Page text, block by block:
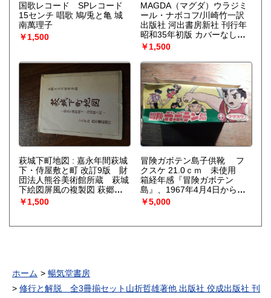
国歌レコード SPレコード
15センチ 唱歌 鳩/兎と亀 城
南萬理子
￥1,500
MAGDA（マグダ）ウラジミ
ール・ナボコフ/川崎竹一訳
出版社 河出書房新社 刊行年
昭和35年初版 カバーなしで
す。
￥1,500
萩城下町地図 : 嘉永年間萩城
下・侍屋敷と町 改訂9版 財
団法人熊谷美術館所蔵 萩城
下絵図屏風の複製図 萩郷土
研究会編 出版社 しらがね白
石書店 刊行年 昭和54年 地図
たみ22cm)
￥1,500
冒険ガボテン島子供靴 フ
クスケ 21.0ｃｍ 未使用
箱経年感『冒険ガボテン
島』、1967年4月4日から同
年12月26日TBS系列局で放送
されていたテレビアニメ。全
文雄 監督 河島治之 構成
作者 久松文雄 掲載誌 週刊
￥5,000
ホーム
暢気堂書房
修行と解脱 全3冊揃セット山折哲雄著他 出版社 佼成出版社 刊